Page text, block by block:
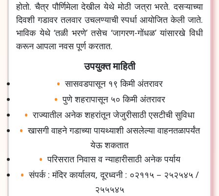
होतो. चैत्र पौर्णिमेला देखील येथे मोठी जत्रा भरते. दसऱ्याच्या
दिवशी गडावर तलवार उचलण्याची स्पर्धा आयोजित केली जाते.
भाविक येथे ‘तळी भरणे’ तसेच ‘जागरण-गोंधळ’ यांसारखे विधी
करून आपला नवस पूर्ण करतात.
उपयुक्त माहिती
सासवडपासून १९ किमी अंतरावर
पुणे शहरापासून ५० किमी अंतरावर
राज्यातील अनेक शहरांतून जेजुरीसाठी एसटीची सुविधा
खासगी वाहने गडाच्या पायथ्याशी असलेल्या वाहनतळापर्यंत
येऊ शकतात
परिसरात निवास व न्याहारीसाठी अनेक पर्याय
संपर्क : मंदिर कार्यालय, दूरध्वनी : ०२११५ – २५२५४५ /
२५५५४५